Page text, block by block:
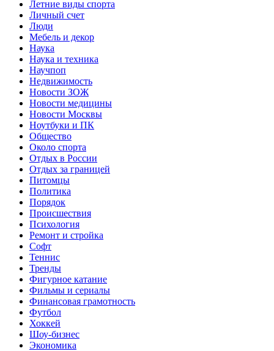
Летние виды спорта
Личный счет
Люди
Мебель и декор
Наука
Наука и техника
Научпоп
Недвижимость
Новости ЗОЖ
Новости медицины
Новости Москвы
Ноутбуки и ПК
Общество
Около спорта
Отдых в России
Отдых за границей
Питомцы
Политика
Порядок
Происшествия
Психология
Ремонт и стройка
Софт
Теннис
Тренды
Фигурное катание
Фильмы и сериалы
Финансовая грамотность
Футбол
Хоккей
Шоу-бизнес
Экономика